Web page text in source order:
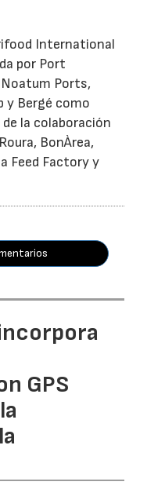
International
por Port
Ports,
y Bergé como
la colaboración
BonÀrea,
Feed Factory y
GPS